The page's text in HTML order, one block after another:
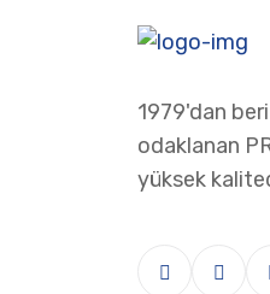
1979'dan
odaklanan
yüksek